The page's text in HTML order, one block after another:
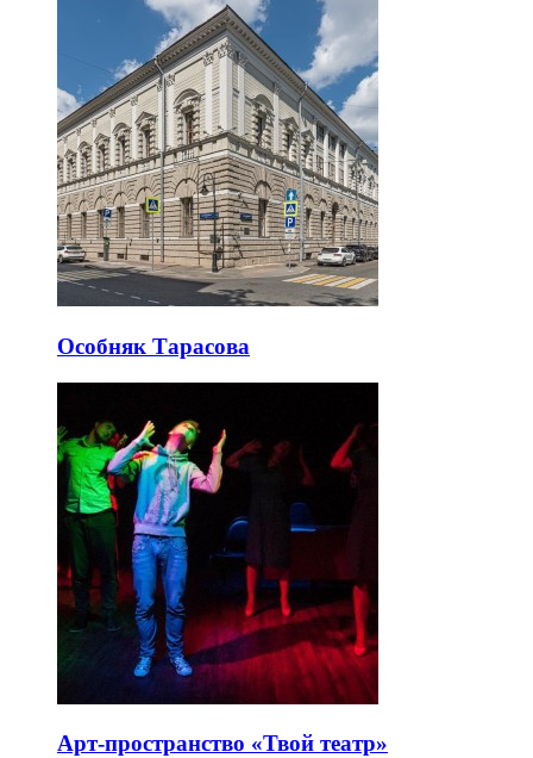
Особняк Тарасова
Арт-пространство «Твой театр»